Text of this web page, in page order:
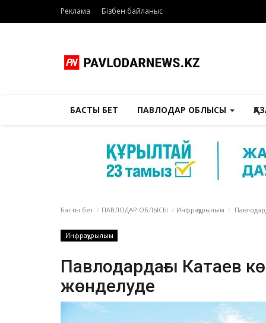
Реклама Бізбен байланыс
БАСТЫ БЕТ ПАВЛОДАР ОБЛЫСЫ
Басты бет ПАВЛОДАР ОБЛЫСЫ Инфрақұрылым
Инфрақұрылым
Павлодардағы Катаев
жөнделуде